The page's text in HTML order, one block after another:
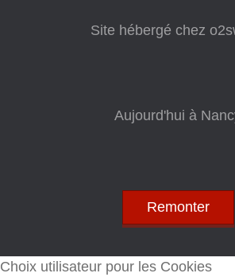
Site hébergé chez
Aujourd'hui à
Remonter
Choix utilisateur pour les Cookies